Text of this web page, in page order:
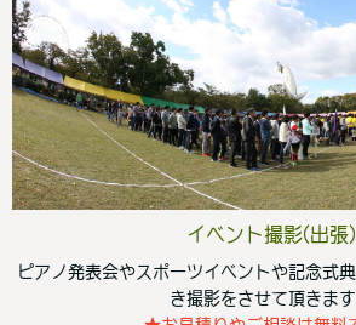
イベント撮影(出張)
ピアノ発表会やスポーツイベントや記念式
き撮影をさせて頂きます